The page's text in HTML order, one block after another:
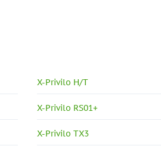
X-Privilo H/T
X-Privilo RS01+
X-Privilo TX3